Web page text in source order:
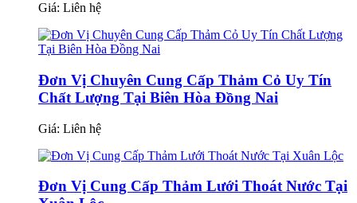
Giá: Liên hệ
Đơn Vị Chuyên Cung Cấp Thảm Cỏ Uy Tín
Chất Lượng Tại Biên Hòa Đồng Nai
Giá: Liên hệ
Đơn Vị Cung Cấp Thảm Lưới Thoát Nước Tại